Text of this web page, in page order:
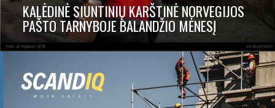
KALĖDINĖ SIUNTINIŲ KARŠTINĖ NORVEGIJOS
PAŠTO TARNYBOJE BALANDŽIO MĖNESĮ